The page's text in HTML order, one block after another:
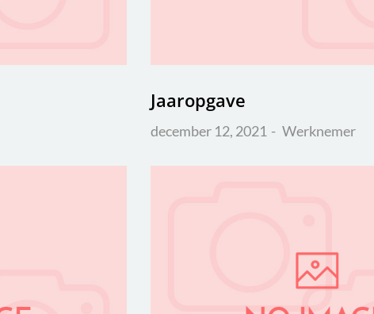
Jaaropgave
december 12, 2021 Werknemer